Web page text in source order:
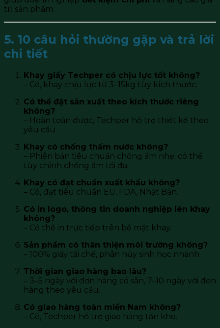
trị sản phẩm.
5. 10 câu hỏi thường gặp và trả lời
chi tiết
Khay giấy Techper có chịu lực tốt không?
– Có, khay chịu lực từ 3–15kg tùy kích thước.
Có thể đặt sản xuất theo kích thước riêng
không?
– Hoàn toàn được, Techper hỗ trợ thiết kế theo
yêu cầu.
Khay có chống thấm nước không?
– Phiên bản tiêu chuẩn chống ẩm nhẹ; có thể
tùy chỉnh chống ẩm tối đa.
Khay có đạt chuẩn xuất khẩu không?
– Có, đạt tiêu chuẩn EU, FDA, Nhật Bản.
Có in logo, thông tin doanh nghiệp lên khay
không?
– Có thể in trực tiếp trên bề mặt khay.
Sản phẩm có thân thiện môi trường không?
– 100% giấy tái chế, phân hủy sinh học nhanh.
Thời gian giao hàng bao lâu?
– 3–5 ngày với đơn hàng có sẵn, 7–10 ngày với đơn
hàng theo yêu cầu.
Có giao hàng toàn miền Nam không?
– Có, Techper hỗ trợ giao hàng tận kho.